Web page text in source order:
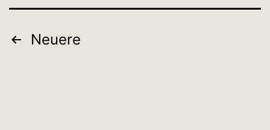
Seitennummerierung
Neuere